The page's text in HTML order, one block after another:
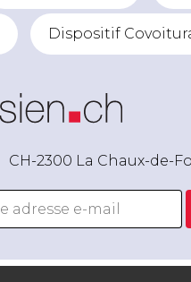
Dispositif
CH-2300 La Chaux-de-